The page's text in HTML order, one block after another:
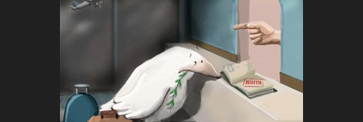
رویداد کارگاهی کارتون و پوستر
«ایران سربلند» به ا…
اخبار 6 ماه قبل